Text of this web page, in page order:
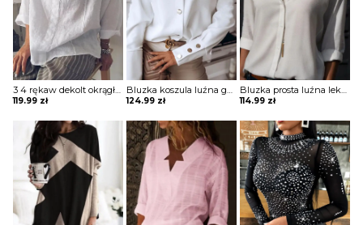
3 4 rękaw dekolt okrągły luźna jednolita bez wzoru boho casual na co dzień koszulka top bluzka Molli
119.99 zł
Bluzka koszula luźna guziki lekki V dekolt długie proste rękawy mankiet Zoulfia
124.99 zł
Bluzka prosta luźna lekki v dekolt z guzikami kołnierzem długie proste rękawy Melusine
114.99 zł